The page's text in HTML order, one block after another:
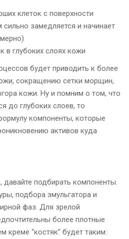
клеток с поверхности
замедляется и начинает
в глубоких слоях кожи
будет приводить к более
сокращению сетки морщин,
кожи. Ну и помним о том, что
до глубоких слоев, то
компоненты, которые
активов куда
подбирать компоненты.
подбора эмульгатора и
фаз. Для зрелой
более плотные
креме “костяк” будет таким: